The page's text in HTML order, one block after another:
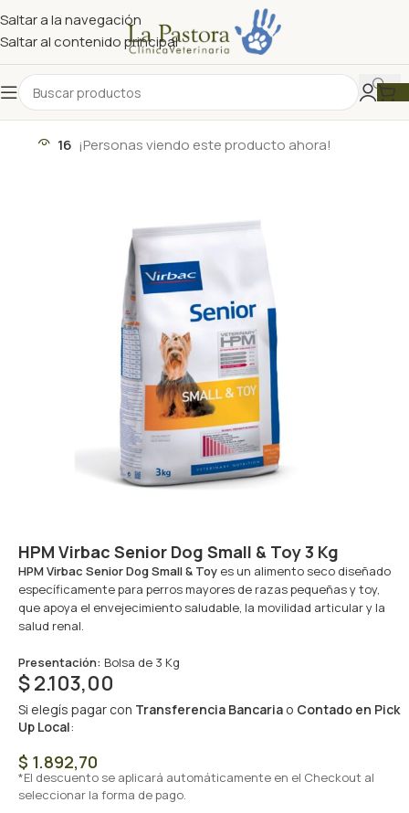
Saltar a la navegación
Saltar al contenido principal
16 ¡Personas viendo este producto ahora!
HPM Virbac Senior Dog Small & Toy 3 Kg
HPM Virbac Senior Dog Small & Toy es un alimento seco diseñado
específicamente para perros mayores de razas pequeñas y toy,
que apoya el envejecimiento saludable, la movilidad articular y la
salud renal.
Presentación: Bolsa de 3 Kg
$2.103,00
Si elegís pagar con Transferencia Bancaria o Contado en Pick
Up Local:
$ 1.892,70
*El descuento se aplicará automáticamente en el Checkout al
seleccionar la forma de pago.